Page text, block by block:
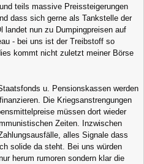
teils massive Preissteigerungen
dass sich gerne als Tankstelle der
landet nun zu Dumpingpreisen auf
- bei uns ist der Treibstoff so
kommt nicht zuletzt meiner Börse
u. Pensionskassen werden
Die Kriegsanstrengungen
müssen dort wieder
Zeiten. Inzwischen
alles Signale dass
solide da steht. Bei uns würden
herum rumoren sondern klar die